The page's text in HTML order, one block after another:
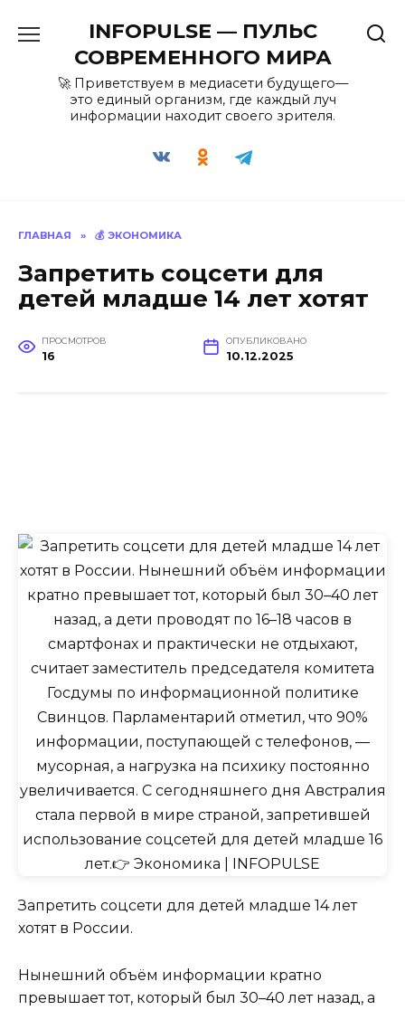
содержанию
INFOPULSE — ПУЛЬС
СОВРЕМЕННОГО МИРА
🚀 Приветствуем в медиасети будущего—
это единый организм, где каждый луч
информации находит своего зрителя.
ГЛАВНАЯ » 💰 ЭКОНОМИКА
Запретить соцсети для
детей младше 14 лет хотят
ПРОСМОТРОВ
16
ОПУБЛИКОВАНО
10.12.2025
Запретить соцсети для детей младше 14 лет
хотят в России.
Нынешний объём информации кратно
превышает тот, который был 30–40 лет назад, а